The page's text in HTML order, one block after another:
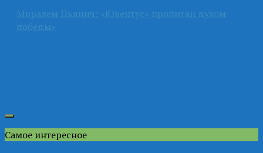
Миралем Пьянич: «Ювентус» пропитан духом
победы»
Самое интересное